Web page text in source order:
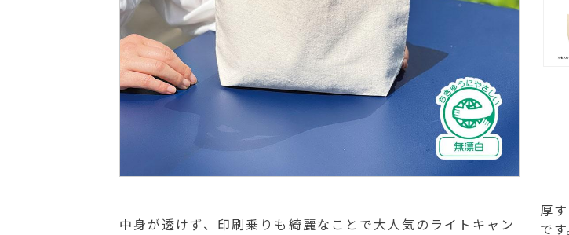
中身が透けず、印刷乗りも綺麗なことで大人気のライトキャン
厚
です